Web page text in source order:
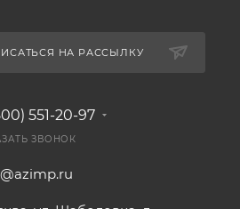
НА РАССЫЛКУ
551-20-97
ЗВОНОК